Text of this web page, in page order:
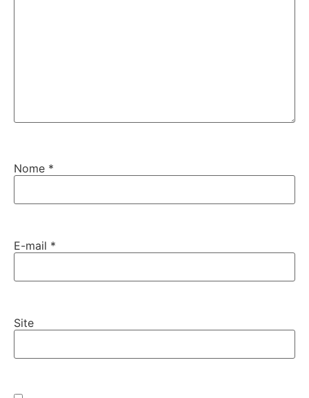
Nome *
E-mail *
Site